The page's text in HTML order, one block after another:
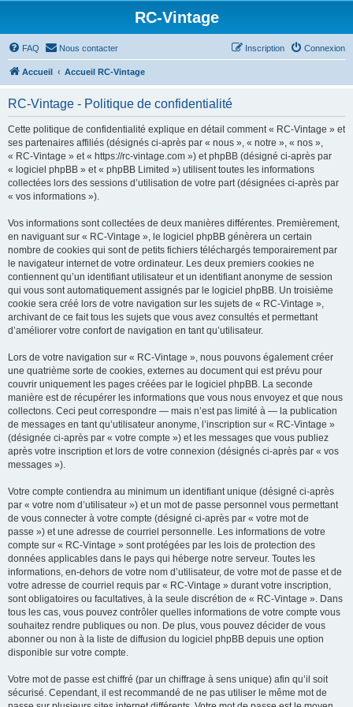
RC-Vintage
FAQ Nous contacter Connexion
Inscription
Accueil Accueil RC-Vintage
RC-Vintage - Politique de confidentialité
Cette politique de confidentialité explique en détail comment « RC-Vintage » et
ses partenaires affiliés (désignés ci-après par « nous », « notre », « nos »,
« RC-Vintage » et « https://rc-vintage.com ») et phpBB (désigné ci-après par
« logiciel phpBB » et « phpBB Limited ») utilisent toutes les informations
collectées lors des sessions d’utilisation de votre part (désignées ci-après par
« vos informations »).
Vos informations sont collectées de deux manières différentes. Premièrement,
en naviguant sur « RC-Vintage », le logiciel phpBB génèrera un certain
nombre de cookies qui sont de petits fichiers téléchargés temporairement par
le navigateur internet de votre ordinateur. Les deux premiers cookies ne
contiennent qu’un identifiant utilisateur et un identifiant anonyme de session
qui vous sont automatiquement assignés par le logiciel phpBB. Un troisième
cookie sera créé lors de votre navigation sur les sujets de « RC-Vintage »,
archivant de ce fait tous les sujets que vous avez consultés et permettant
d’améliorer votre confort de navigation en tant qu’utilisateur.
Lors de votre navigation sur « RC-Vintage », nous pouvons également créer
une quatrième sorte de cookies, externes au document qui est prévu pour
couvrir uniquement les pages créées par le logiciel phpBB. La seconde
manière est de récupérer les informations que vous nous envoyez et que nous
collectons. Ceci peut correspondre — mais n’est pas limité à — la publication
de messages en tant qu’utilisateur anonyme, l’inscription sur « RC-Vintage »
(désignée ci-après par « votre compte ») et les messages que vous publiez
après votre inscription et lors de votre connexion (désignés ci-après par « vos
messages »).
Votre compte contiendra au minimum un identifiant unique (désigné ci-après
par « votre nom d’utilisateur ») et un mot de passe personnel vous permettant
de vous connecter à votre compte (désigné ci-après par « votre mot de
passe ») et une adresse de courriel personnelle. Les informations de votre
compte sur « RC-Vintage » sont protégées par les lois de protection des
données applicables dans le pays qui héberge notre serveur. Toutes les
informations, en-dehors de votre nom d’utilisateur, de votre mot de passe et de
votre adresse de courriel requis par « RC-Vintage » durant votre inscription,
sont obligatoires ou facultatives, à la seule discrétion de « RC-Vintage ». Dans
tous les cas, vous pouvez contrôler quelles informations de votre compte vous
souhaitez rendre publiques ou non. De plus, vous pouvez décider de vous
abonner ou non à la liste de diffusion du logiciel phpBB depuis une option
disponible sur votre compte.
Votre mot de passe est chiffré (par un chiffrage à sens unique) afin qu’il soit
sécurisé. Cependant, il est recommandé de ne pas utiliser le même mot de